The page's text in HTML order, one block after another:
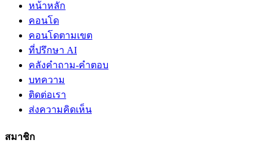
หน้าหลัก
คอนโด
คอนโดตามเขต
ที่ปรึกษา AI
คลังคำถาม-คำตอบ
บทความ
ติดต่อเรา
ส่งความคิดเห็น
สมาชิก